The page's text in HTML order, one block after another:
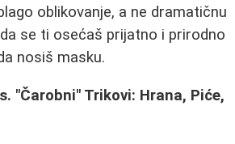
oblikovanje, a ne dramatičnu
se ti osećaš prijatno i prirodno
nosiš masku.
"Čarobni" Trikovi: Hrana, Piće,